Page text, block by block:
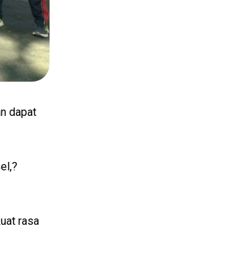
dapat
rasa